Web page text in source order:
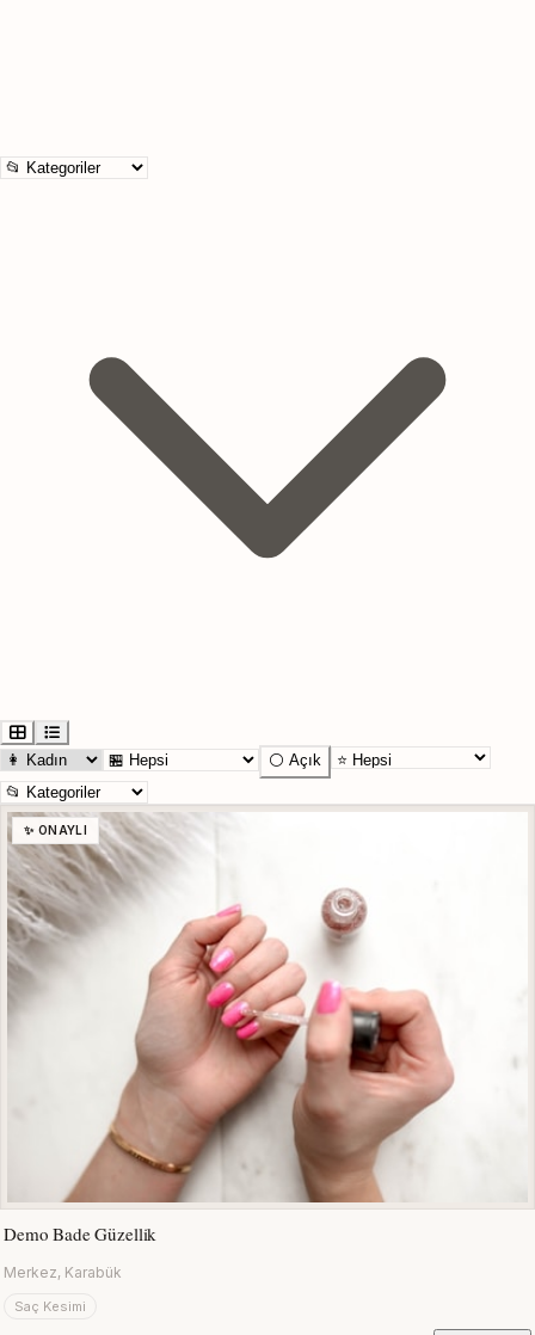
⚪ Açık
✨ ONAYLI
Demo Bade Güzellik
Merkez, Karabük
Saç Kesimi